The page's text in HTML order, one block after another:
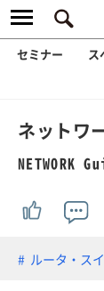
セミナー ス
ネットワ
NETWORK
ルータ・ス